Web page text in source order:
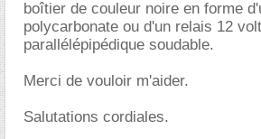
boîtier de couleur noire en forme
polycarbonate ou d'un relais 12
parallélépipédique soudable.
Merci de vouloir m'aider.
Salutations cordiales.